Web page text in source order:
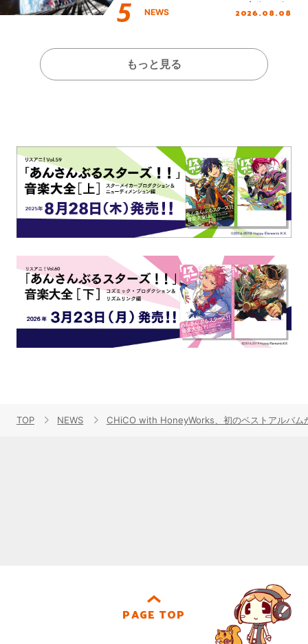
ジットエンディング映像も公
NEWS 2026.08.08
もっと見る
TOP NEWS CHiCO with HoneyWorks、初のベストアルバム
PAGE TOP